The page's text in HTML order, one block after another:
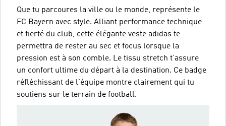
Que tu parcoures la ville ou le monde, représente le
FC Bayern avec style. Alliant performance technique
et fierté du club, cette élégante veste adidas te
permettra de rester au sec et focus lorsque la
pression est à son comble. Le tissu stretch t’assure
un confort ultime du départ à la destination. Ce badge
réfléchissant de l'équipe montre clairement qui tu
soutiens sur le terrain de football.